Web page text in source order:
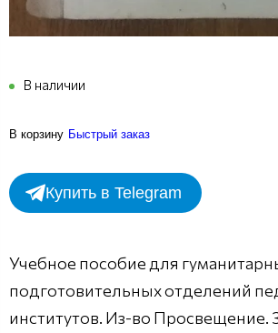
В наличии
В корзину Быстрый заказ
Купить в Telegram
Учебное пособие для
подготовительных отделений
институтов. Из-во Просвещение.